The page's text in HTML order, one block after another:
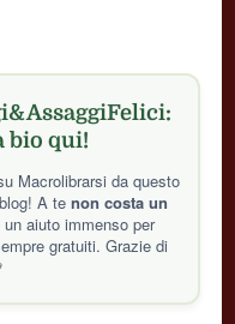
bio qui!
Macrolibrarsi da questo
A te non costa un
aiuto immenso per
gratuiti. Grazie di